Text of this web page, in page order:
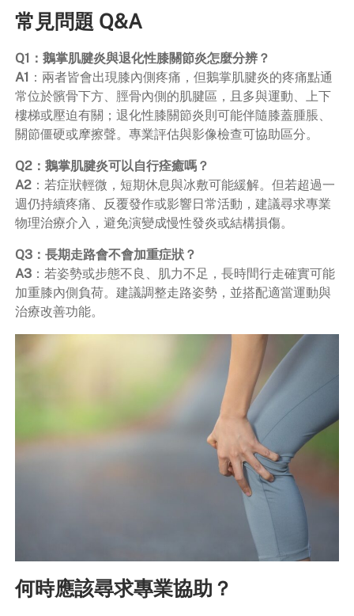
常見問題 Q&A
Q1：鵝掌肌腱炎與退化性膝關節炎怎麼分辨？
A1 ：兩者皆會出現膝內側疼痛，但鵝掌肌腱炎的疼痛點通
常位於髕骨下方、脛骨內側的肌腱區，且多與運動、上下
樓梯或壓迫有關；退化性膝關節炎則可能伴隨膝蓋腫脹、
關節僵硬或摩擦聲。專業評估與影像檢查可協助區分。
Q2：鵝掌肌腱炎可以自行痊癒嗎？
A2：若症狀輕微，短期休息與冰敷可能緩解。但若超過一
週仍持續疼痛、反覆發作或影響日常活動，建議尋求專業
物理治療介入，避免演變成慢性發炎或結構損傷。
Q3：長期走路會不會加重症狀？
A3：若姿勢或步態不良、肌力不足，長時間行走確實可能
加重膝內側負荷。建議調整走路姿勢，並搭配適當運動與
治療改善功能。
何時應該尋求專業協助？